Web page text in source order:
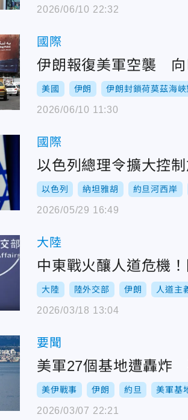
2026/06/10 22:32
國際
伊朗報復美軍空襲 向
美國 伊朗 伊朗封鎖荷莫茲海
2026/06/10 11:30
國際
以色列總理令擴大控
以色列 納坦雅胡 約旦河西岸
2026/05/29 16:49
大陸
中東戰火釀人道危機
大陸 陸外交部 伊朗 人道主
2026/03/18 13:04
要聞
美軍27個基地遭轟炸
美伊戰事 伊朗 約旦 美軍基
2026/03/07 22:21